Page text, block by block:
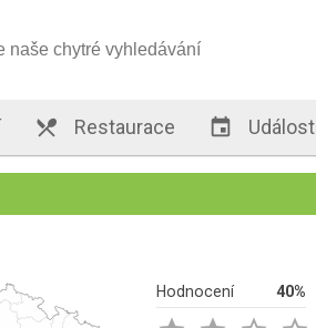
 Restaurace 
Hodnocení 40%